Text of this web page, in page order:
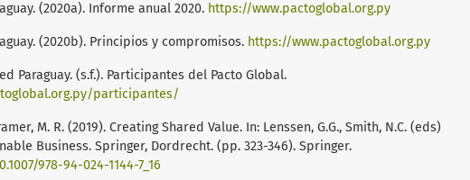
(2020a). Informe anual 2020. https://www.pactoglobal.org.py
(2020b). Principios y compromisos. https://www.pactoglobal.org.py
Paraguay. (s.f.). Participantes del Pacto Global.
participantes/
M. R. (2019). Creating Shared Value. In: Lenssen, G.G., Smith, N.C. (eds)
Business. Springer, Dordrecht. (pp. 323-346). Springer.
978-94-024-1144-7_16